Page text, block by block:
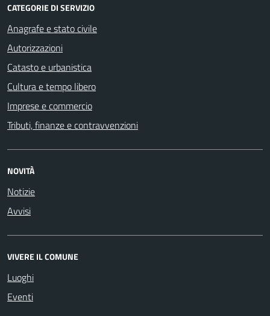
CATEGORIE DI SERVIZIO
Anagrafe e stato civile
Autorizzazioni
Catasto e urbanistica
Cultura e tempo libero
Imprese e commercio
Tributi, finanze e contravvenzioni
NOVITÀ
Notizie
Avvisi
VIVERE IL COMUNE
Luoghi
Eventi